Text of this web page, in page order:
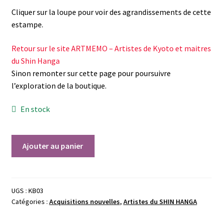
Cliquer sur la loupe pour voir des agrandissements de cette
estampe.
Retour sur le site ARTMEMO – Artistes de Kyoto et maitres
du Shin Hanga
Sinon remonter sur cette page pour poursuivre
l’exploration de la boutique.
En stock
(1844
-
Ajouter au panier
UGS : KB03
Catégories : Acquisitions nouvelles, Artistes du SHIN HANGA